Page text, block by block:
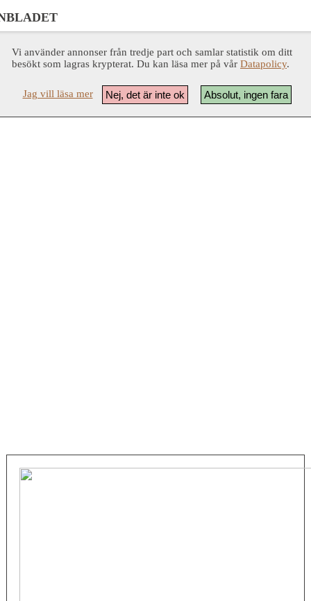
Vi använder annonser från tredje part och samlar statistik om ditt
besökt som lagras krypterat. Du kan läsa mer på vår Datapolicy.
Absolut, ingen fara
Nej, det är inte ok
Jag vill läsa mer